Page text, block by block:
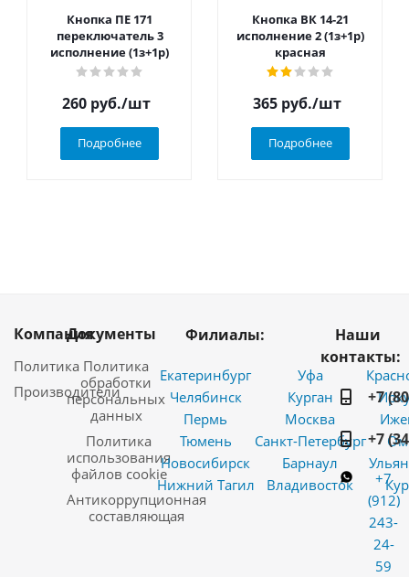
Кнопка ПЕ 171
переключатель 3
исполнение (1з+1р)
260 руб./шт
Подробнее
Кнопка ВК 14-21
исполнение 2 (1з+1р)
красная
365 руб./шт
Подробнее
Компания
Политика
Производители
Документы
Политика
обработки
персональных
данных
Политика
использования
файлов cookie
Антикоррупционная
составляющая
Филиалы:
Екатеринбург
Челябинск
Пермь
Тюмень
Новосибирск
Нижний Тагил
Уфа
Курган
Москва
Санкт-Петербург
Барнаул
Владивосток
Наши
контакты:
+7
+7
+7
(912)
243-
24-
59